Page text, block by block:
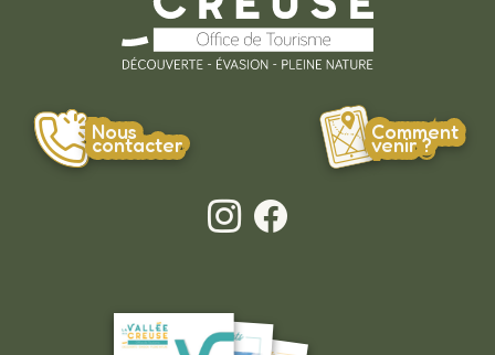
Nous
contacter
Comment
venir ?